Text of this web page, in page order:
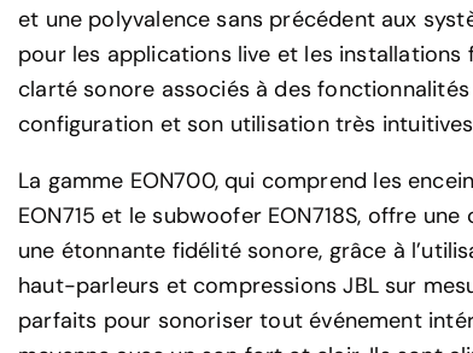
et une polyvalence sans précédent aux
pour les applications live et les installations
clarté sonore associés à des
configuration et son utilisation très
La gamme EON700, qui comprend les
EON715 et le subwoofer EON718S, offre
une étonnante fidélité sonore, grâce à
haut-parleurs et compressions JBL sur
parfaits pour sonoriser tout événement